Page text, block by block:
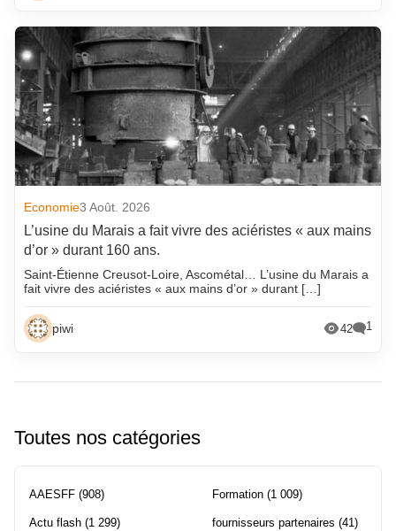
Economie3 Août. 2026
L’usine du Marais a fait vivre des aciéristes « aux mains
d’or » durant 160 ans.
Saint-Étienne Creusot-Loire, Ascométal… L’usine du Marais a
fait vivre des aciéristes « aux mains d’or » durant […]
piwi 42 1
Toutes nos catégories
AAESFF (908)
Actu flash (1 299)
Formation (1 009)
fournisseurs partenaires (41)